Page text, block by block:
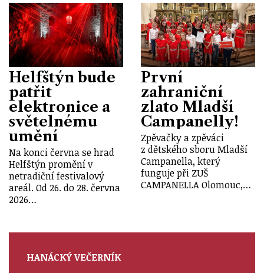
Helfštýn bude
patřit
elektronice a
světelnému
umění
Na konci června se hrad
Helfštýn promění v
netradiční festivalový
areál. Od 26. do 28. června
2026…
První
zahraniční
zlato Mladší
Campanelly!
Zpěvačky a zpěváci
z dětského sboru Mladší
Campanella, který
funguje při ZUŠ
CAMPANELLA Olomouc,…
HANÁCKÝ VEČERNÍK